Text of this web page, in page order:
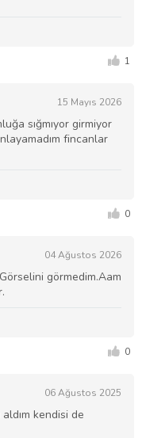
1
15 Mayıs 2026
sığmıyor girmiyor
fincanlar
0
04 Ağustos 2026
görmedim.Aam
0
06 Ağustos 2025
kendisi de